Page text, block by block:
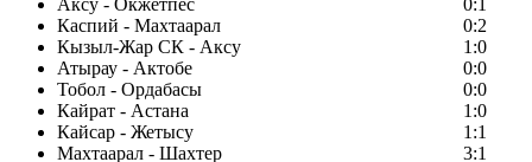
Аксу - Окжетпес
0:1
Каспий - Махтаарал
0:2
Кызыл-Жар СК - Аксу
1:0
Атырау - Актобе
0:0
Тобол - Ордабасы
0:0
Кайрат - Астана
1:0
Кайсар - Жетысу
1:1
Махтаарал - Шахтер
3:1